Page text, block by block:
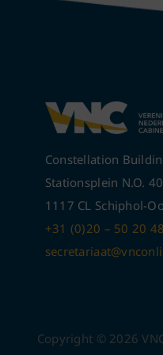
Constellation
Stationsplein N.O.
1117 CL Schiphol-
+31 (0)20 – 50 20
Copyright © 2026